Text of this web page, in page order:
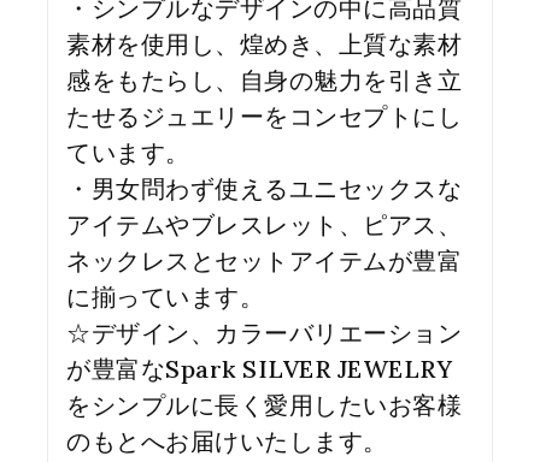
・シンプルなデザインの中に高品質
素材を使用し、煌めき、上質な素材
感をもたらし、自身の魅力を引き立
たせるジュエリーをコンセプトにし
ています。
・男女問わず使えるユニセックスな
アイテムやブレスレット、ピアス、
ネックレスとセットアイテムが豊富
に揃っています。
☆デザイン、カラーバリエーション
が豊富なSpark SILVER JEWELRY
をシンプルに長く愛用したいお客様
のもとへお届けいたします。